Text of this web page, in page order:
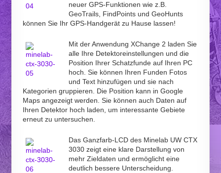
neuer GPS-Funktionen wie z.B.
GeoTrails, FindPoints und GeoHunts
können Sie Ihr GPS-Handgerät zu Hause lassen!
Mit der Anwendung XChange 2 laden Sie
alle Ihre Detektoreinstellungen und die
Position Ihrer Schatzfunde auf Ihren PC
hoch. Sie können Ihren Funden Fotos
und Text hinzufügen und sie nach
Kategorien gruppieren. Die Position kann in Google
Maps angezeigt werden. Sie können auch Daten auf
Ihren Detektor hoch laden, um interessante Gebiete
erneut zu untersuchen.
Das Ganzfarb-LCD des Minelab UW CTX
3030 zeigt eine klare Darstellung von
mehr Zieldaten und ermöglicht eine
deutlich bessere Unterscheidung.